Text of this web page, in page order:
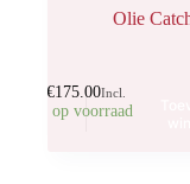
Olie
€175.00Incl.
1 op voorraad